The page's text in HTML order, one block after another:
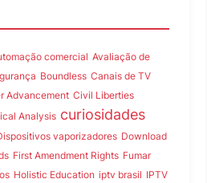
comercial Avaliação de
Boundless Canais de TV
Advancement Civil Liberties
Analysis curiosidades
vaporizadores Download
First Amendment Rights Fumar
Holistic Education iptv brasil IPTV